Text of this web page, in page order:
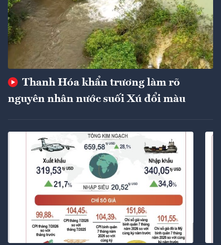
Thanh Hóa khẩn trương làm rõ
nguyên nhân nước suối Xú đổi màu